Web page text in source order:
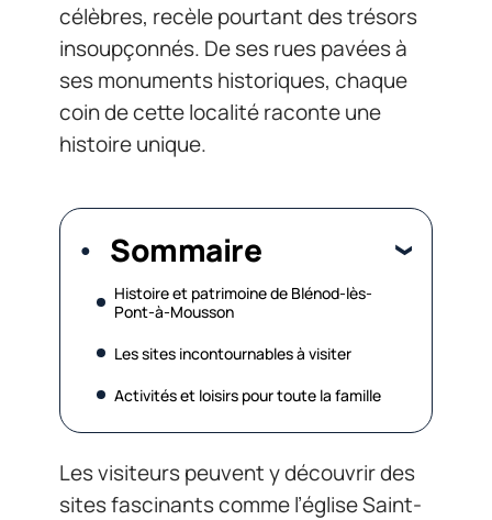
célèbres, recèle pourtant des trésors
insoupçonnés. De ses rues pavées à
ses monuments historiques, chaque
coin de cette localité raconte une
histoire unique.
Sommaire
Histoire et patrimoine de Blénod-lès-
Pont-à-Mousson
Les sites incontournables à visiter
Activités et loisirs pour toute la famille
Les visiteurs peuvent y découvrir des
sites fascinants comme l’église Saint-